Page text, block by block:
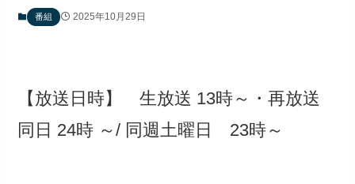
番組 2025年10月29日
【放送日時】 生放送 13時～・再放送
同日 24時 ～/ 同週土曜日 23時～